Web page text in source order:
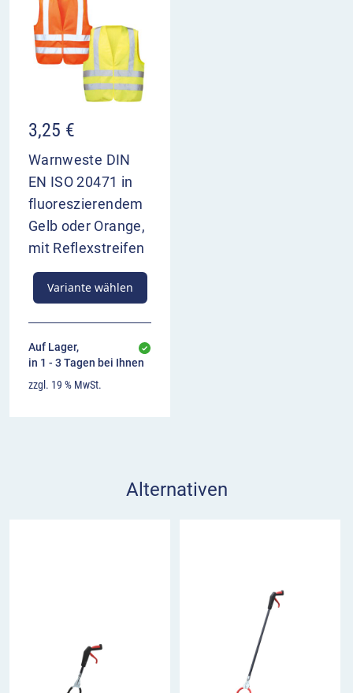
3,25 €
Warnweste DIN
EN ISO 20471 in
fluoreszierendem
Gelb oder Orange,
mit Reflexstreifen
Variante wählen
Auf Lager,
in 1 - 3 Tagen bei Ihnen
zzgl. 19 % MwSt.
Alternativen